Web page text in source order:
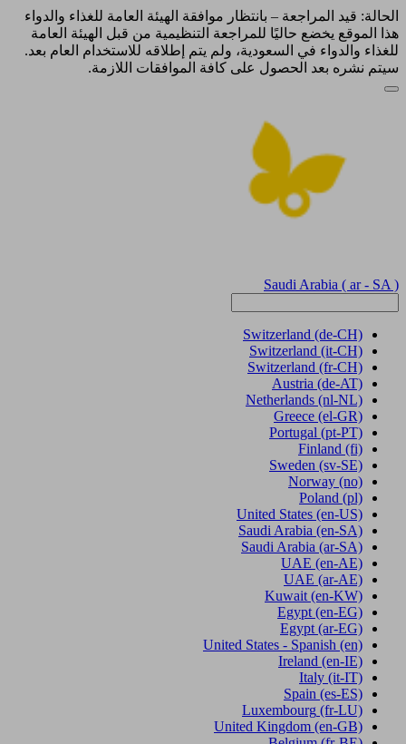
الحالة: قيد المراجعة – بانتظار موافقة الهيئة العامة للغذاء والدواء
هذا الموقع يخضع حاليًا للمراجعة التنظيمية من قبل الهيئة العامة
للغذاء والدواء في السعودية، ولم يتم إطلاقه للاستخدام العام بعد.
سيتم نشره بعد الحصول على كافة الموافقات اللازمة.
Saudi Arabia ( ar - SA )
Switzerland (de-CH)
Switzerland (it-CH)
Switzerland (fr-CH)
Austria (de-AT)
Netherlands (nl-NL)
Greece (el-GR)
Portugal (pt-PT)
Finland (fi)
Sweden (sv-SE)
Norway (no)
Poland (pl)
United States (en-US)
Saudi Arabia (en-SA)
Saudi Arabia (ar-SA)
UAE (en-AE)
UAE (ar-AE)
Kuwait (en-KW)
Egypt (en-EG)
Egypt (ar-EG)
United States - Spanish (en)
Ireland (en-IE)
Italy (it-IT)
Spain (es-ES)
Luxembourg (fr-LU)
United Kingdom (en-GB)